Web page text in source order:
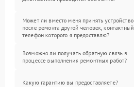
Может ли вместо меня принять устройство
после ремонта другой человек, контактный
телефон которого я предоставлю?
Возможно ли получать обратную связь в
процессе выполнения ремонтных работ?
Какую гарантию вы предоставляете?